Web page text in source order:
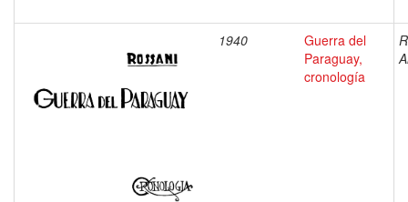
1940
Guerra del
Paraguay,
cronología